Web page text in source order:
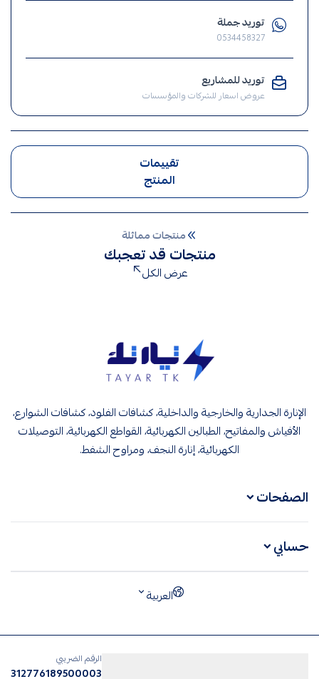
انارة
الإنارة
توريد جملة
0534458327
توريد للمشاريع
عروض اسعار للشركات والمؤسسات
تقييمات
المنتج
منتجات مماثلة
منتجات قد تعجبك
عرض الكل
الإنارة الجدارية والخارجية والداخلية، كشافات الفلود، كشافات الشوارع،
الأفياش والمفاتيح، الطبالين الكهربائية، القواطع الكهربائية، التوصيلات
الكهربائية، إنارة النجف، ومراوح الشفط.
الصفحات
حسابي
العربية
الرقم الضريبي
312776189500003